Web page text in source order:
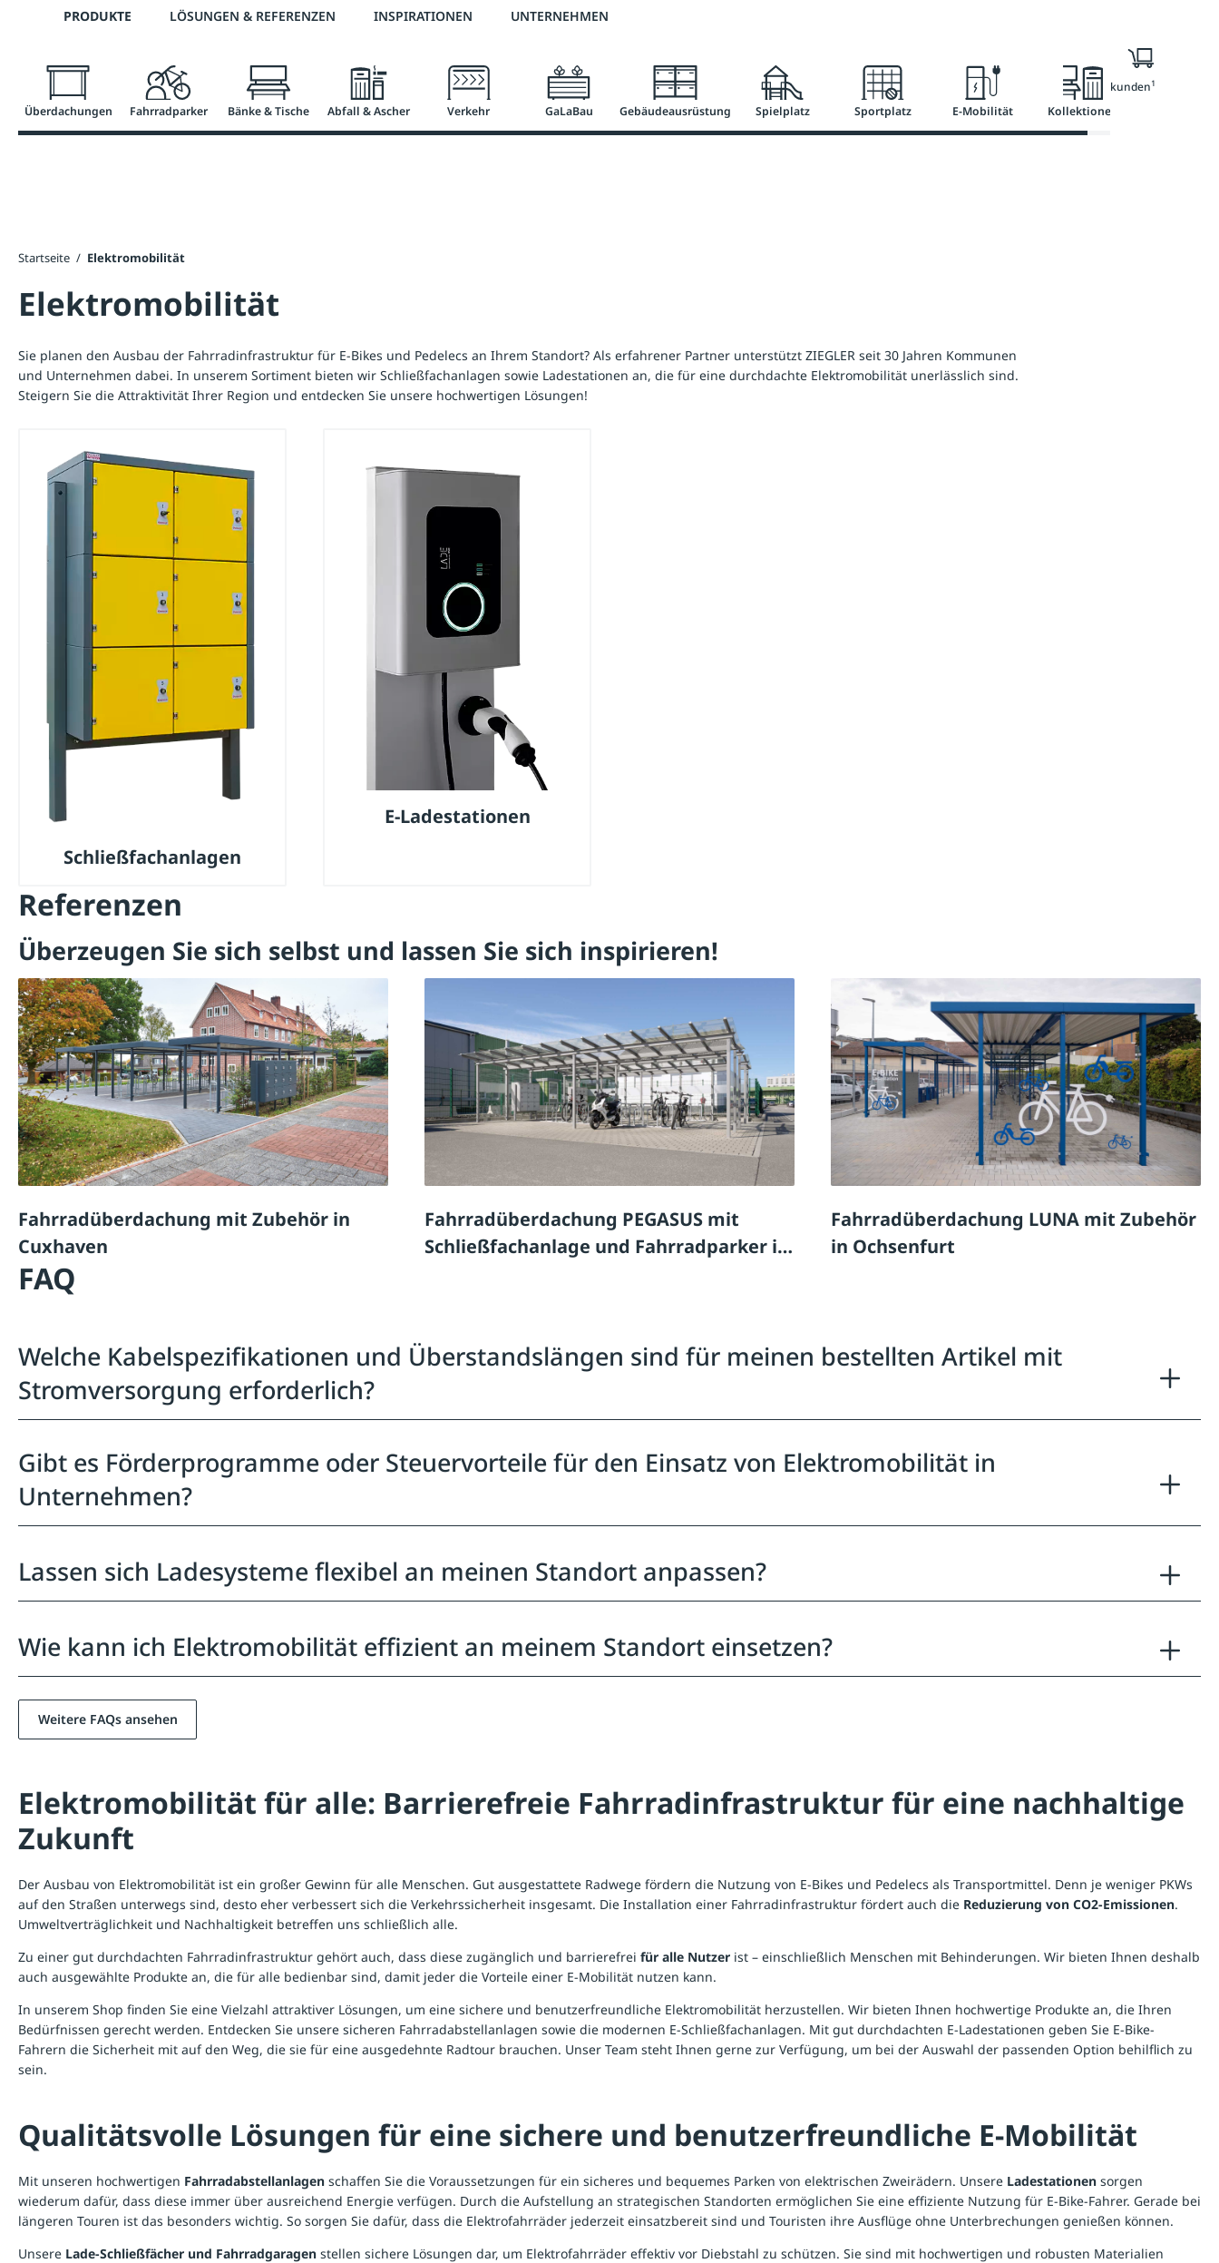
Zur Hauptnavigation springen
Telefon: 0800 / 100 49 02 2 % Vorkassen-Skonto versandkostenfrei ab 50 €
PRODUKTE LÖSUNGEN & REFERENZEN INSPIRATIONEN UNTERNEHMEN
Überdachungen Fahrradparker Bänke & Tische Abfall & Ascher Verkehr GaLaBau Gebäudeausrüstung Spielplatz Sportplatz E-Mobilität Kollektionen
Nur für Geschäftskunden1
Startseite / Elektromobilität
Elektromobilität
Sie planen den Ausbau der Fahrradinfrastruktur für E-Bikes und Pedelecs an Ihrem Standort? Als erfahrener Partner unterstützt ZIEGLER seit 30 Jahren Kommunen
und Unternehmen dabei. In unserem Sortiment bieten wir Schließfachanlagen sowie Ladestationen an, die für eine durchdachte Elektromobilität unerlässlich sind.
Steigern Sie die Attraktivität Ihrer Region und entdecken Sie unsere hochwertigen Lösungen!
Schließfachanlagen
E-Ladestationen
Referenzen
Überzeugen Sie sich selbst und lassen Sie sich inspirieren!
Fahrradüberdachung mit Zubehör in
Cuxhaven
Fahrradüberdachung PEGASUS mit
Schließfachanlage und Fahrradparker in
Fahrradüberdachung LUNA mit Zubehör
in Ochsenfurt
FAQ
Welche Kabelspezifikationen und Überstandslängen sind für meinen bestellten Artikel mit
Stromversorgung erforderlich?
Gibt es Förderprogramme oder Steuervorteile für den Einsatz von Elektromobilität in
Unternehmen?
Lassen sich Ladesysteme flexibel an meinen Standort anpassen?
Wie kann ich Elektromobilität effizient an meinem Standort einsetzen?
Weitere FAQs ansehen
Elektromobilität für alle: Barrierefreie Fahrradinfrastruktur für eine nachhaltige
Zukunft
Der Ausbau von Elektromobilität ist ein großer Gewinn für alle Menschen. Gut ausgestattete Radwege fördern die Nutzung von E-Bikes und Pedelecs als Transportmittel. Denn je weniger PKWs
auf den Straßen unterwegs sind, desto eher verbessert sich die Verkehrssicherheit insgesamt. Die Installation einer Fahrradinfrastruktur fördert auch die Reduzierung von CO2-Emissionen.
Umweltverträglichkeit und Nachhaltigkeit betreffen uns schließlich alle.
Zu einer gut durchdachten Fahrradinfrastruktur gehört auch, dass diese zugänglich und barrierefrei für alle Nutzer ist – einschließlich Menschen mit Behinderungen. Wir bieten Ihnen deshalb
auch ausgewählte Produkte an, die für alle bedienbar sind, damit jeder die Vorteile einer E-Mobilität nutzen kann.
In unserem Shop finden Sie eine Vielzahl attraktiver Lösungen, um eine sichere und benutzerfreundliche Elektromobilität herzustellen. Wir bieten Ihnen hochwertige Produkte an, die Ihren
Bedürfnissen gerecht werden. Entdecken Sie unsere sicheren Fahrradabstellanlagen sowie die modernen E-Schließfachanlagen. Mit gut durchdachten E-Ladestationen geben Sie E-Bike-
Fahrern die Sicherheit mit auf den Weg, die sie für eine ausgedehnte Radtour brauchen. Unser Team steht Ihnen gerne zur Verfügung, um bei der Auswahl der passenden Option behilflich zu
sein.
Qualitätsvolle Lösungen für eine sichere und benutzerfreundliche E-Mobilität
Mit unseren hochwertigen Fahrradabstellanlagen schaffen Sie die Voraussetzungen für ein sicheres und bequemes Parken von elektrischen Zweirädern. Unsere Ladestationen sorgen
wiederum dafür, dass diese immer über ausreichend Energie verfügen. Durch die Aufstellung an strategischen Standorten ermöglichen Sie eine effiziente Nutzung für E-Bike-Fahrer. Gerade bei
längeren Touren ist das besonders wichtig. So sorgen Sie dafür, dass die Elektrofahrräder jederzeit einsatzbereit sind und Touristen ihre Ausflüge ohne Unterbrechungen genießen können.
Unsere Lade-Schließfächer und Fahrradgaragen stellen sichere Lösungen dar, um Elektrofahrräder effektiv vor Diebstahl zu schützen. Sie sind mit hochwertigen und robusten Materialien